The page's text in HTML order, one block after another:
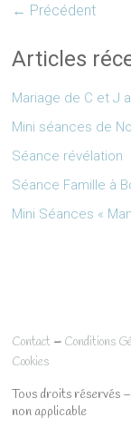
← Précédent
Articles
Mariage de C et J
Mini séances de
Séance révélation
Séance Famille à
Mini Séances «
Contact – Conditions
Cookies
Tous droits réservés
non applicable